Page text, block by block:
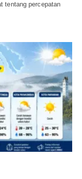
tentang percepatan